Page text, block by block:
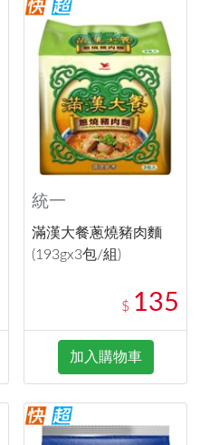
統一
滿漢大餐蔥燒豬肉麵
(193gx3包/組)
$ 135
加入購物車